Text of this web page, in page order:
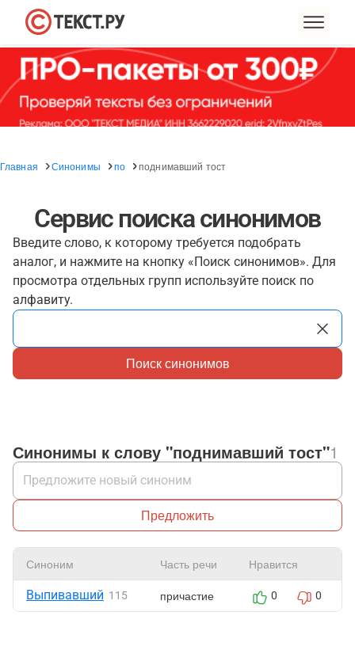
Главная Синонимы по поднимавший тост
Сервис поиска синонимов
Введите слово, к которому требуется подобрать
аналог, и нажмите на кнопку «Поиск синонимов». Для
просмотра отдельных групп используйте поиск по
алфавиту.
Поиск синонимов
Синонимы к слову "поднимавший тост"1
Предложить
Синоним Часть речи Нравится
Выпивавший 115 причастие 0 0